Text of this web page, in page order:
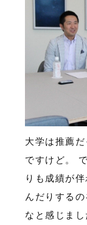
大学は推薦
ですけど。
りも成績が
んだりする
なと感じま